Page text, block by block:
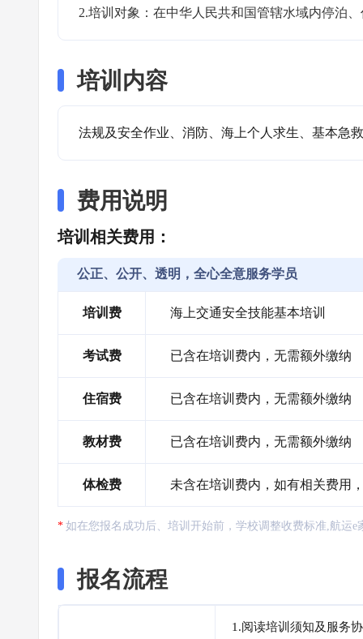
2.培训对象：在中华人民共和国管辖水域内停泊
培训内容
法规及安全作业、消防、海上个人求生、基本急
费用说明
培训相关费用：
公正、公开、透明，全心全意服务学员
培训费 海上交通安全技能基本培训
考试费 已含在培训费内，无需额外缴纳
住宿费 已含在培训费内，无需额外缴纳
教材费 已含在培训费内，无需额外缴纳
体检费 未含在培训费内，如有相关费用
如在您报名成功后、培训开始前，学校调整收费标准,航运
报名流程
1.阅读培训须知及服务